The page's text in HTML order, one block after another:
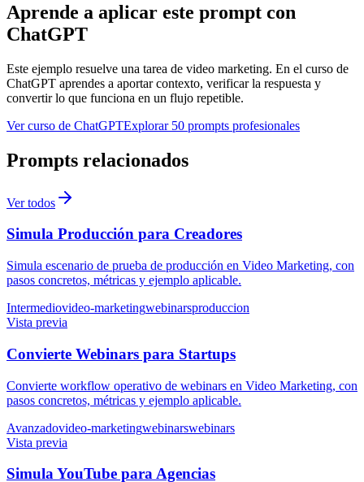
Aprende a aplicar este prompt con
ChatGPT
Este ejemplo resuelve una tarea de video marketing. En el curso de
ChatGPT aprendes a aportar contexto, verificar la respuesta y
convertir lo que funciona en un flujo repetible.
Ver curso de ChatGPTExplorar 50 prompts profesionales
Prompts relacionados
Ver todos
Simula Producción para Creadores
Simula escenario de prueba de producción en Video Marketing, con
pasos concretos, métricas y ejemplo aplicable.
Intermediovideo-marketingwebinarsproduccion
Vista previa
Convierte Webinars para Startups
Convierte workflow operativo de webinars en Video Marketing, con
pasos concretos, métricas y ejemplo aplicable.
Avanzadovideo-marketingwebinarswebinars
Vista previa
Simula YouTube para Agencias